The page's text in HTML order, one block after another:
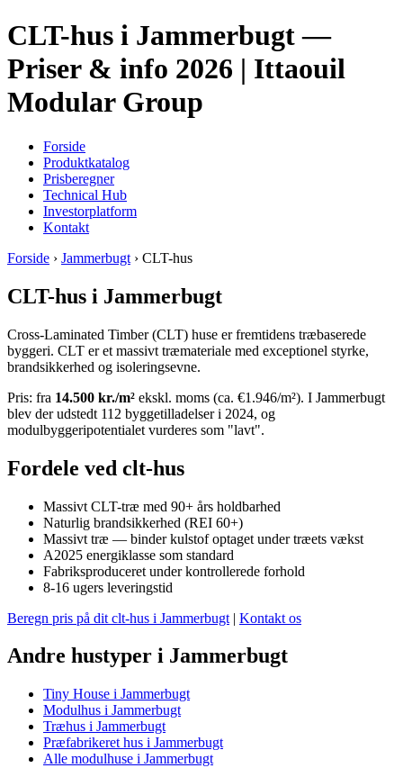
CLT-hus i Jammerbugt —
Priser & info 2026 | Ittaouil
Modular Group
Forside
Produktkatalog
Prisberegner
Technical Hub
Investorplatform
Kontakt
Forside › Jammerbugt › CLT-hus
CLT-hus i Jammerbugt
Cross-Laminated Timber (CLT) huse er fremtidens træbaserede
byggeri. CLT er et massivt træmateriale med exceptionel styrke,
brandsikkerhed og isoleringsevne.
Pris: fra 14.500 kr./m² ekskl. moms (ca. €1.946/m²). I Jammerbugt
blev der udstedt 112 byggetilladelser i 2024, og
modulbyggeripotentialet vurderes som "lavt".
Fordele ved clt-hus
Massivt CLT-træ med 90+ års holdbarhed
Naturlig brandsikkerhed (REI 60+)
Massivt træ — binder kulstof optaget under træets vækst
A2025 energiklasse som standard
Fabriksproduceret under kontrollerede forhold
8-16 ugers leveringstid
Beregn pris på dit clt-hus i Jammerbugt | Kontakt os
Andre hustyper i Jammerbugt
Tiny House i Jammerbugt
Modulhus i Jammerbugt
Træhus i Jammerbugt
Præfabrikeret hus i Jammerbugt
Alle modulhuse i Jammerbugt